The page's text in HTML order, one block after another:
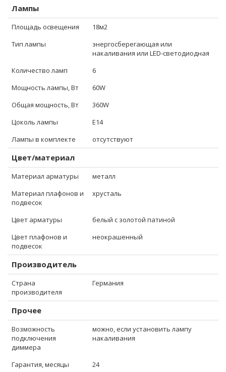
Лампы
Площадь освещения
18м2
Тип лампы
энергосберегающая или
накаливания или LED-светодиодная
Количество ламп
6
Мощность лампы, Вт
60W
Общая мощность, Вт
360W
Цоколь лампы
E14
Лампы в комплекте
отсутствуют
Цвет/материал
Материал арматуры
металл
Материал плафонов и
подвесок
хрусталь
Цвет арматуры
белый с золотой патиной
Цвет плафонов и
подвесок
неокрашенный
Производитель
Страна
производителя
Германия
Прочее
Возможность
подключения
диммера
можно, если установить лампу
накаливания
Гарантия, месяцы
24